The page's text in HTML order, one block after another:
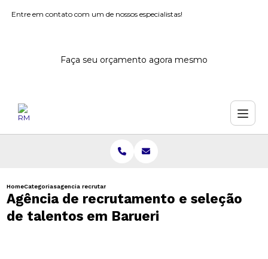
Entre em contato com um de nossos especialistas!
Faça seu orçamento agora mesmo
HomeCategoriasagencia recrutamento selecao talentos barueri
Agência de recrutamento e seleção
de talentos em Barueri